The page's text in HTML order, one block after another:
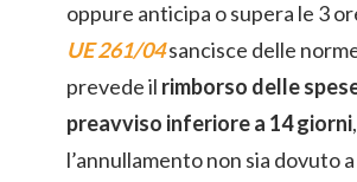
oppure anticipa o supera le 3
UE 261/04sancisce delle
prevede il rimborso delle
preavviso inferiore a 14 giorni
l’annullamento non sia dovuto